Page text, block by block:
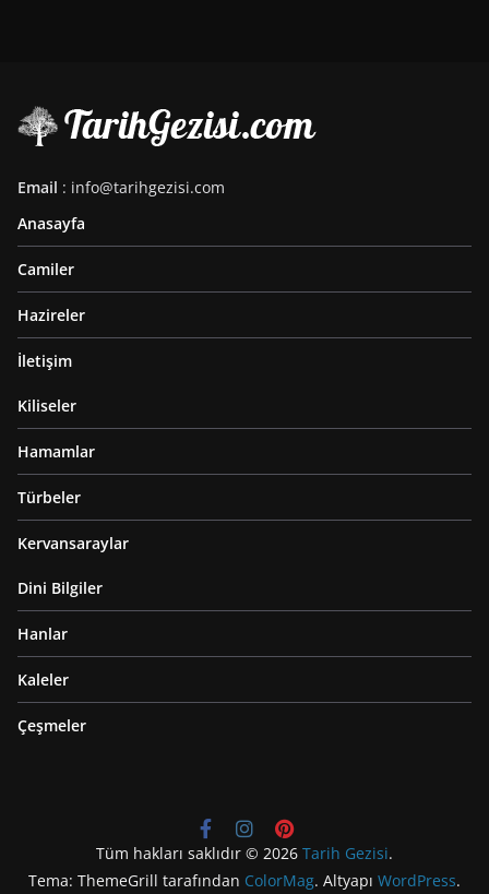
Email : info@tarihgezisi.com
Anasayfa
Camiler
Hazireler
İletişim
Kiliseler
Hamamlar
Türbeler
Kervansaraylar
Dini Bilgiler
Hanlar
Kaleler
Çeşmeler
Tüm hakları saklıdır © 2026 Tarih Gezisi.
Tema: ThemeGrill tarafından ColorMag. Altyapı WordPress.